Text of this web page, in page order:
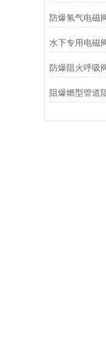
水下专用电磁
防爆阻火呼吸
阻爆燃型管道